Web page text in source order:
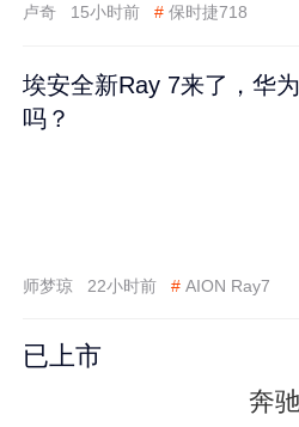
卢奇 15小时前 # 保时捷718
埃安全新Ray 7来了，华
吗？
师梦琼 22小时前 # AION Ray7
已上市
奔